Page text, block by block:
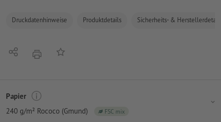
Druckdatenhinweise Produktdetails Sicherheits- &
Teilen DruckenAuf die Merkliste
Papier
240 g/m² Rococo (Gmund)
FSC mix